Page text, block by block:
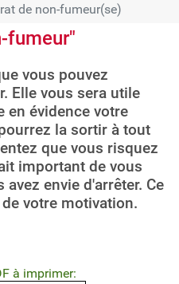
de non-fumeur(se)
fumeur"
vous pouvez
Elle vous sera utile
en évidence votre
la sortir à tout
que vous risquez
important de vous
envie d'arrêter. Ce
votre motivation.
à imprimer: